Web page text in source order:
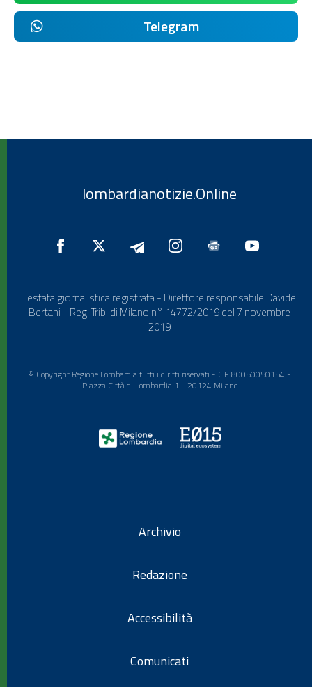
Telegram
lombardianotizie.Online
Testata giornalistica registrata - Direttore responsabile Davide
Bertani - Reg. Trib. di Milano n° 14772/2019 del 7 novembre
2019
© Copyright Regione Lombardia tutti i diritti riservati - C.F. 80050050154 -
Piazza Città di Lombardia 1 - 20124 Milano
Archivio
Redazione
Accessibilità
Comunicati